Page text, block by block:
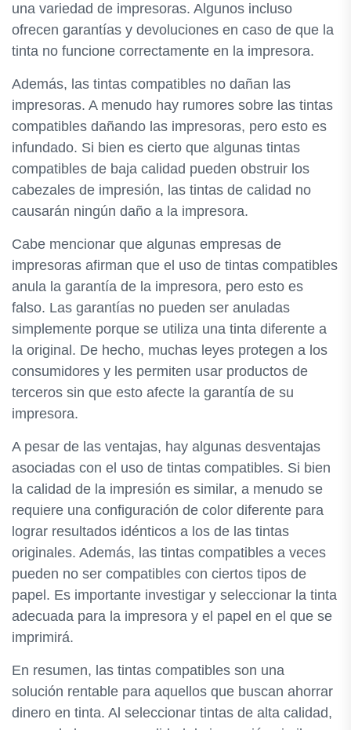
una variedad de impresoras. Algunos incluso
ofrecen garantías y devoluciones en caso de que la
tinta no funcione correctamente en la impresora.
Además, las tintas compatibles no dañan las
impresoras. A menudo hay rumores sobre las tintas
compatibles dañando las impresoras, pero esto es
infundado. Si bien es cierto que algunas tintas
compatibles de baja calidad pueden obstruir los
cabezales de impresión, las tintas de calidad no
causarán ningún daño a la impresora.
Cabe mencionar que algunas empresas de
impresoras afirman que el uso de tintas compatibles
anula la garantía de la impresora, pero esto es
falso. Las garantías no pueden ser anuladas
simplemente porque se utiliza una tinta diferente a
la original. De hecho, muchas leyes protegen a los
consumidores y les permiten usar productos de
terceros sin que esto afecte la garantía de su
impresora.
A pesar de las ventajas, hay algunas desventajas
asociadas con el uso de tintas compatibles. Si bien
la calidad de la impresión es similar, a menudo se
requiere una configuración de color diferente para
lograr resultados idénticos a los de las tintas
originales. Además, las tintas compatibles a veces
pueden no ser compatibles con ciertos tipos de
papel. Es importante investigar y seleccionar la tinta
adecuada para la impresora y el papel en el que se
imprimirá.
En resumen, las tintas compatibles son una
solución rentable para aquellos que buscan ahorrar
dinero en tinta. Al seleccionar tintas de alta calidad,